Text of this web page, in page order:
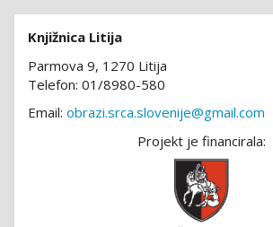
Knjižnica Litija
Parmova 9, 1270 Litija
Telefon: 01/8980-580
Email: obrazi.srca.slovenije@gmail.com
Projekt je financirala: